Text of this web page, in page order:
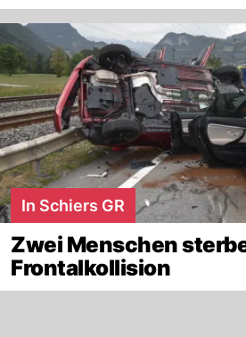
In Schiers GR
Zwei Menschen
Frontalkollision